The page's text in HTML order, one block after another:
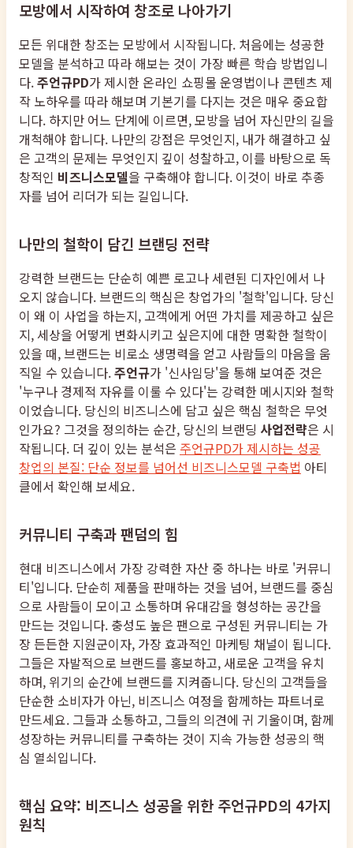
모방에서 시작하여 창조로 나아가기
모든 위대한 창조는 모방에서 시작됩니다. 처음에는 성공한
모델을 분석하고 따라 해보는 것이 가장 빠른 학습 방법입니
다.주언규PD가 제시한 온라인 쇼핑몰 운영법이나 콘텐츠 제
작 노하우를 따라 해보며 기본기를 다지는 것은 매우 중요합
니다. 하지만 어느 단계에 이르면, 모방을 넘어 자신만의 길을
개척해야 합니다. 나만의 강점은 무엇인지, 내가 해결하고 싶
은 고객의 문제는 무엇인지 깊이 성찰하고, 이를 바탕으로 독
창적인 비즈니스모델을 구축해야 합니다. 이것이 바로 추종
자를 넘어 리더가 되는 길입니다.
나만의 철학이 담긴 브랜딩 전략
강력한 브랜드는 단순히 예쁜 로고나 세련된 디자인에서 나
오지 않습니다. 브랜드의 핵심은 창업가의 '철학'입니다. 당신
이 왜 이 사업을 하는지, 고객에게 어떤 가치를 제공하고 싶은
지, 세상을 어떻게 변화시키고 싶은지에 대한 명확한 철학이
있을 때, 브랜드는 비로소 생명력을 얻고 사람들의 마음을 움
직일 수 있습니다.주언규가 '신사임당'을 통해 보여준 것은
'누구나 경제적 자유를 이룰 수 있다'는 강력한 메시지와 철학
이었습니다. 당신의 비즈니스에 담고 싶은 핵심 철학은 무엇
인가요? 그것을 정의하는 순간, 당신의 브랜딩 사업전략은 시
작됩니다. 더 깊이 있는 분석은 주언규PD가 제시하는 성공
창업의 본질: 단순 정보를 넘어선 비즈니스모델 구축법 아티
클에서 확인해 보세요.
커뮤니티 구축과 팬덤의 힘
현대 비즈니스에서 가장 강력한 자산 중 하나는 바로 '커뮤니
티'입니다. 단순히 제품을 판매하는 것을 넘어, 브랜드를 중심
으로 사람들이 모이고 소통하며 유대감을 형성하는 공간을
만드는 것입니다. 충성도 높은 팬으로 구성된 커뮤니티는 가
장 든든한 지원군이자, 가장 효과적인 마케팅 채널이 됩니다.
그들은 자발적으로 브랜드를 홍보하고, 새로운 고객을 유치
하며, 위기의 순간에 브랜드를 지켜줍니다. 당신의 고객들을
단순한 소비자가 아닌, 비즈니스 여정을 함께하는 파트너로
만드세요. 그들과 소통하고, 그들의 의견에 귀 기울이며, 함께
성장하는 커뮤니티를 구축하는 것이 지속 가능한 성공의 핵
심 열쇠입니다.
핵심 요약: 비즈니스 성공을 위한 주언규PD의 4가지
원칙